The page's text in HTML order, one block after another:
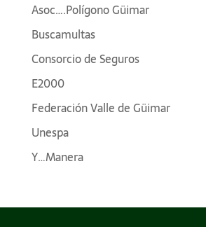
Asoc….Polígono Güimar
Buscamultas
Consorcio de Seguros
E2000
Federación Valle de Güimar
Unespa
Y…Manera